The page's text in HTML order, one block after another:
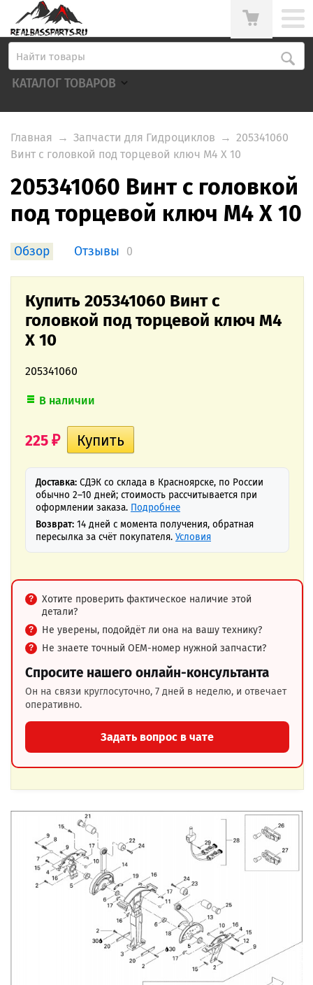
КАТАЛОГ ТОВАРОВ
Главная → Запчасти для Гидроциклов → 205341060
Винт с головкой под торцевой ключ M4 X 10
205341060 Винт с головкой
под торцевой ключ M4 X 10
Обзор Отзывы 0
Купить 205341060 Винт с
головкой под торцевой ключ M4
X 10
205341060
В наличии
225 ₽
Доставка: СДЭК со склада в Красноярске, по России
обычно 2–10 дней; стоимость рассчитывается при
оформлении заказа. Подробнее
Возврат: 14 дней с момента получения, обратная
пересылка за счёт покупателя. Условия
Хотите проверить фактическое наличие этой
детали?
Не уверены, подойдёт ли она на вашу технику?
Не знаете точный OEM-номер нужной запчасти?
Спросите нашего онлайн-консультанта
Он на связи круглосуточно, 7 дней в неделю, и отвечает
оперативно.
Задать вопрос в чате